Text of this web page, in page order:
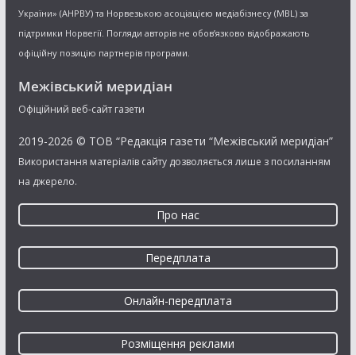
України» (АНРВУ) та Норвезькою асоціацією медіабізнесу (MBL) за
підтримки Норвегії. Погляди авторів не обов’язково відображають
офіційну позицію партнерів програми.
Межівський меридіан
Офіційний веб-сайт газети
2019-2026 © ТОВ “Редакція газети “Межівський меридіан”
Використання матеріалів сайту дозволяється лише з посиланням
на джерело.
Про нас
Передплата
Онлайн-передплата
Розміщення реклами